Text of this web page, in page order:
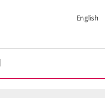
English